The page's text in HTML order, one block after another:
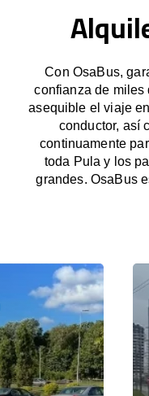
Con OsaBus,
confianza de miles
asequible el viaje
conductor, así
continuamente
toda Pula y los
grandes. OsaBus